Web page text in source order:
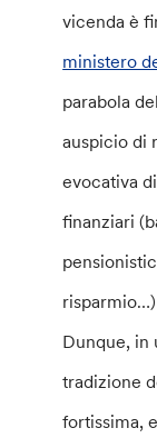
vicenda è
ministero
parabola
auspicio di
evocativa
finanziari
Dunque, in
tradizione
fortissima,